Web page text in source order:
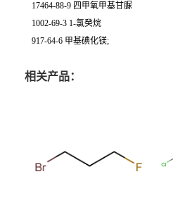
17464-88-9 四甲氧甲基甘脲
1002-69-3 1-氯癸烷
917-64-6 甲基碘化镁;
相关产品：